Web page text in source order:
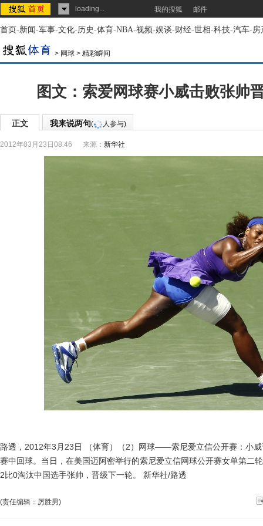
loading... 我的搜狐 邮件
首页-新闻-军事-文化-历史-体育-NBA-视频-娱谈-财经-世相-科技-汽车-房
> 网球 > 精彩瞬间
图文：索爱网球赛小威击败张帅
正文 我来说两句( 人参与)
2012年03月23日08:46 来源： 新华社
路透，2012年3月23日 （体育）（2）网球——索尼爱立信公开赛：小
赛中回球。当日，在美国迈阿密举行的索尼爱立信网球公开赛女单第二
2比0淘汰中国选手张帅，晋级下一轮。 新华社/路透
(责任编辑：厉胜男)